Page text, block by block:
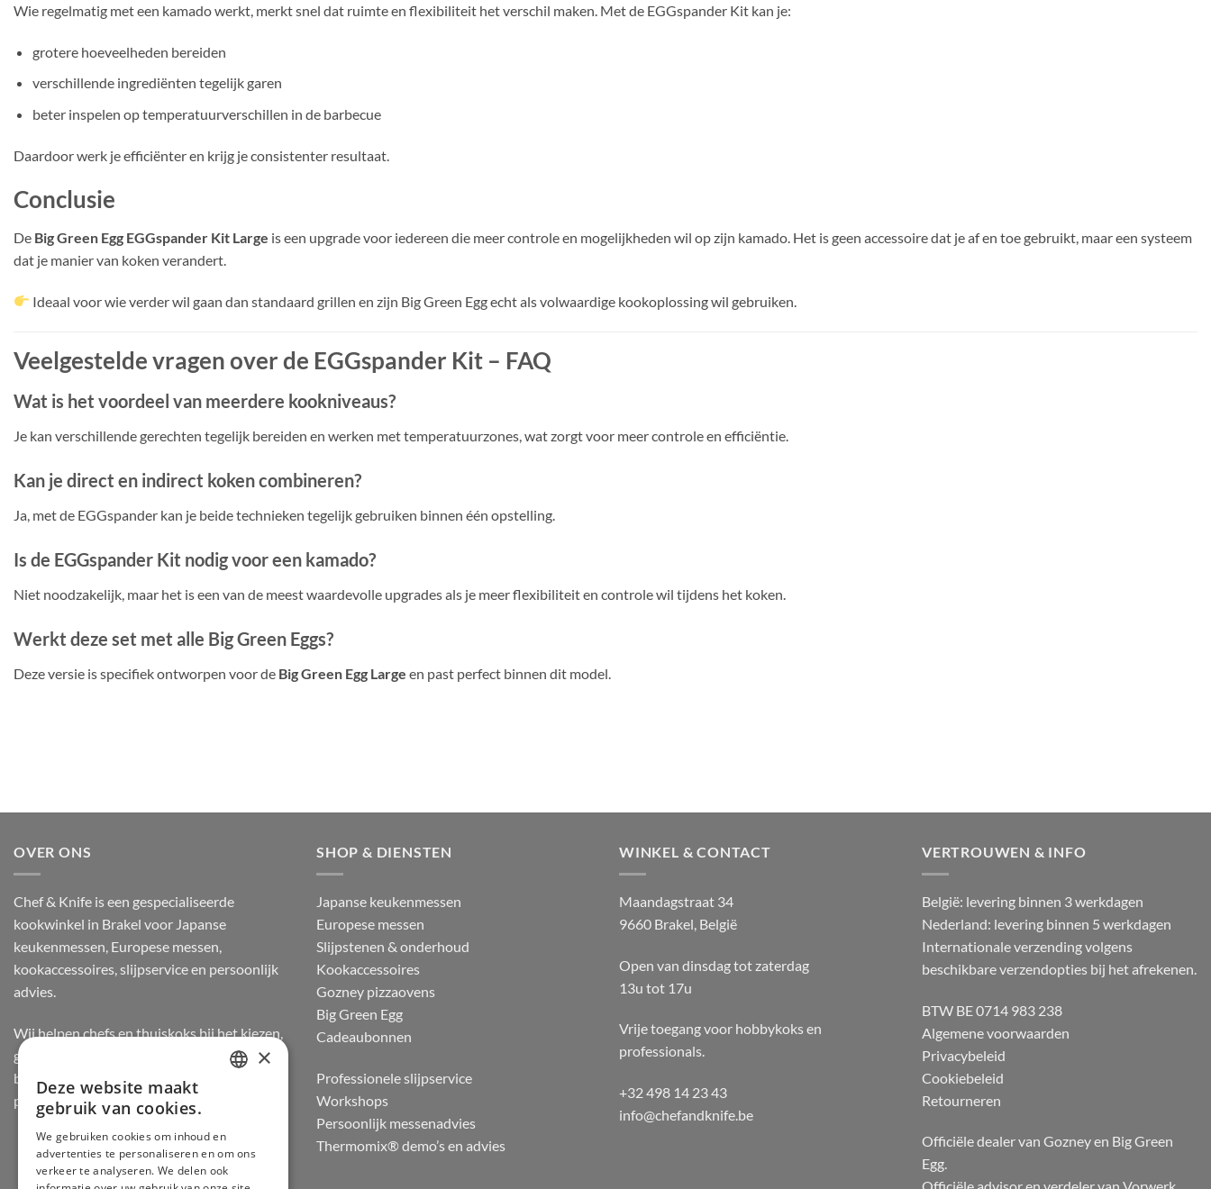
Wie regelmatig met een kamado werkt, merkt snel dat ruimte en flexibiliteit het verschil maken. Met de EGGspander Kit kan je:
grotere hoeveelheden bereiden
verschillende ingrediënten tegelijk garen
beter inspelen op temperatuurverschillen in de barbecue
Daardoor werk je efficiënter en krijg je consistenter resultaat.
Conclusie
De Big Green Egg EGGspander Kit Large is een upgrade voor iedereen die meer controle en mogelijkheden wil op zijn kamado. Het is geen accessoire dat je af en toe gebruikt, maar een systeem
dat je manier van koken verandert.
Ideaal voor wie verder wil gaan dan standaard grillen en zijn Big Green Egg echt als volwaardige kookoplossing wil gebruiken.
Veelgestelde vragen over de EGGspander Kit – FAQ
Wat is het voordeel van meerdere kookniveaus?
Je kan verschillende gerechten tegelijk bereiden en werken met temperatuurzones, wat zorgt voor meer controle en efficiëntie.
Kan je direct en indirect koken combineren?
Ja, met de EGGspander kan je beide technieken tegelijk gebruiken binnen één opstelling.
Is de EGGspander Kit nodig voor een kamado?
Niet noodzakelijk, maar het is een van de meest waardevolle upgrades als je meer flexibiliteit en controle wil tijdens het koken.
Werkt deze set met alle Big Green Eggs?
Deze versie is specifiek ontworpen voor de Big Green Egg Large en past perfect binnen dit model.
OVER ONS
Chef & Knife is een gespecialiseerde
kookwinkel in Brakel voor Japanse
keukenmessen, Europese messen,
kookaccessoires, slijpservice en persoonlijk
advies.
Wij helpen chefs en thuiskoks bij het kiezen,
gebruiken en onderhouden van messen, op
basis van staalsoort, balans, snijgevoel en
praktijkervaring.
SHOP & DIENSTEN
Japanse keukenmessen
Europese messen
Slijpstenen & onderhoud
Kookaccessoires
Gozney pizzaovens
Big Green Egg
Cadeaubonnen
Professionele slijpservice
Workshops
Persoonlijk messenadvies
Thermomix® demo’s en advies
WINKEL & CONTACT
Maandagstraat 34
9660 Brakel, België
Open van dinsdag tot zaterdag
13u tot 17u
Vrije toegang voor hobbykoks en
professionals.
+32 498 14 23 43
info@chefandknife.be
VERTROUWEN & INFO
België: levering binnen 3 werkdagen
Nederland: levering binnen 5 werkdagen
Internationale verzending volgens
beschikbare verzendopties bij het afrekenen.
BTW BE 0714 983 238
Algemene voorwaarden
Privacybeleid
Cookiebeleid
Retourneren
Officiële dealer van Gozney en Big Green
Egg.
GERMAN
ENGLISH
×
Deze website maakt
gebruik van cookies.
We gebruiken cookies om inhoud en
advertenties te personaliseren en om ons
verkeer te analyseren. We delen ook